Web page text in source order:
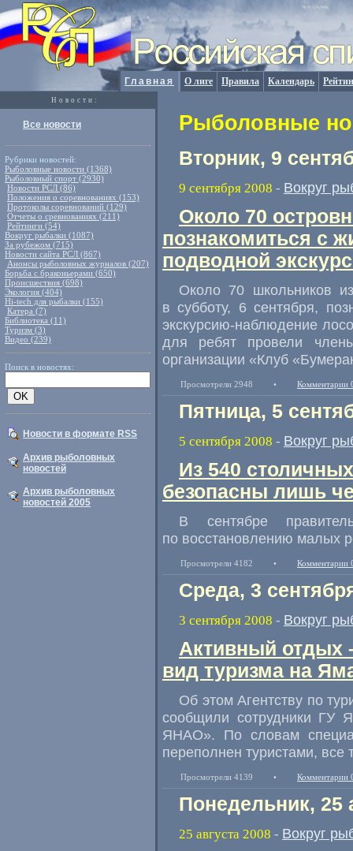
Главная О лиге Правила Календарь
Новости:
Все новости
Рубрики новостей:
Рыболовные новости (1368)
Рыболовный спорт (2930)
Новости РСЛ (86)
Положения о соревнованиях (153)
Протоколы соревнований (129)
Отчеты о сревнованиях (211)
Рейтинги (54)
Вокруг рыбалки (1087)
За рубежом (715)
Новости сайта РСЛ (867)
Анонсы рыболовных журналов (207)
Борьба с браконьерами (650)
Происшествия (698)
Экология (404)
Hi-tech для рыбалки (155)
Катера (7)
Библиотека (11)
Туризм (3)
Видео (239)
Поиск в новостях:
Новости в формате RSS
Архив рыболовных
новостей
Архив рыболовных
новостей 2005
Рыболовные
Вторник, 9
9 сентября 2008 - Вокруг
Около 70
познакомиться с
подводной
Около 70 школьников
в субботу, 6 сентября,
экскурсию-наблюдение
для ребят провели
организации «Клуб
Просмотрели 2948 • Комментарии
Пятница, 5
5 сентября 2008 - Вокруг
Из 540
безопасны лишь
В сентябре
по восстановлению малых
Просмотрели 4182 • Комментарии
Среда, 3
3 сентября 2008 - Вокруг
Активный отдых
вид туризма на
Об этом Агентству по
сообщили сотрудники ГУ
ЯНАО». По словам
переполнен туристами,
Просмотрели 4139 • Комментарии
Понедельник, 25
25 августа 2008 - Вокруг